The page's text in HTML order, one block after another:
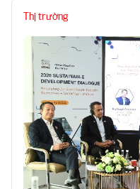
Thị trường